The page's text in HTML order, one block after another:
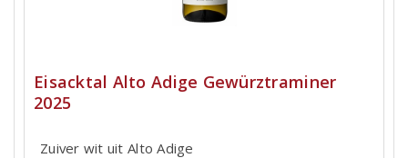
Eisacktal Alto Adige Gewürztraminer
2025
Zuiver wit uit Alto Adige